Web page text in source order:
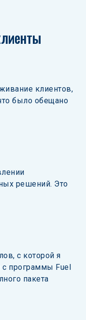
клиентов,
было обещано
решений. Это
с которой я
с программы Fuel
пакета